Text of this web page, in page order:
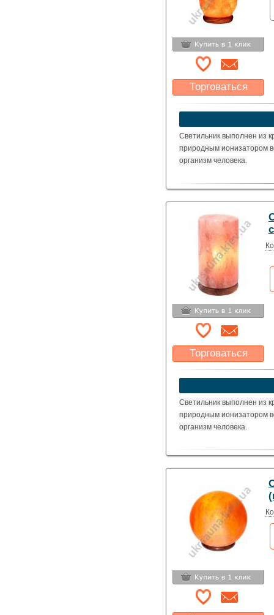
Торговаться
Какая цена Вас
устроит?
Светильник выполнен из
природным ионизатором
организм человека.
Торговаться
Какая цена Вас
устроит?
Светильник выполнен из
природным ионизатором
организм человека.